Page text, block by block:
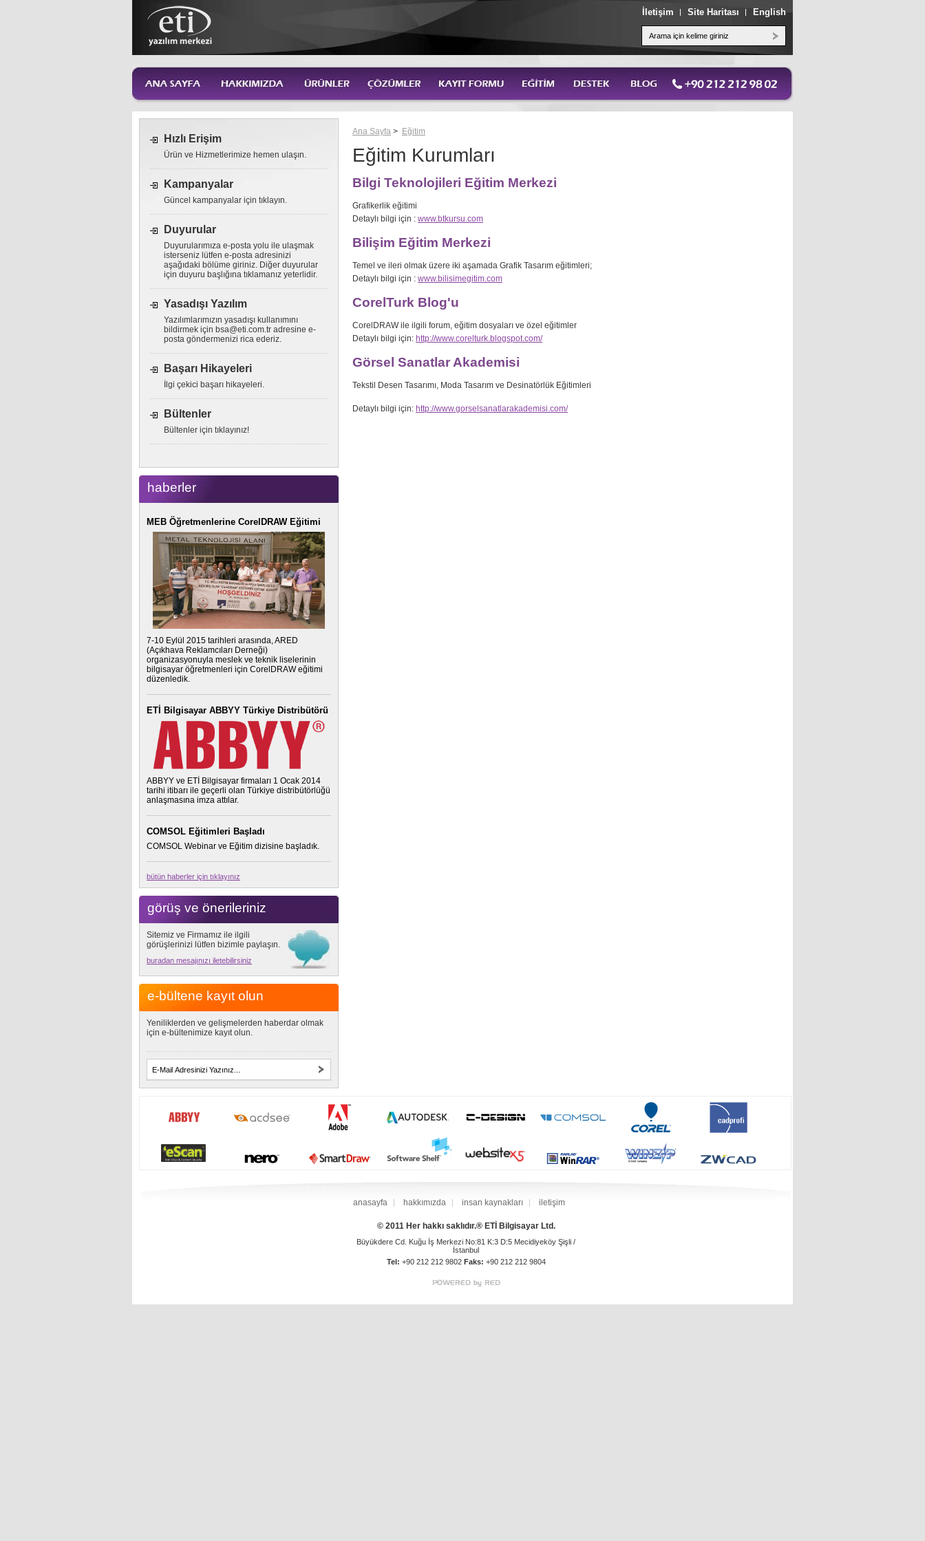
İletişim Site Haritası English
Ana Sayfa > Eğitim
Eğitim Kurumları
Bilgi Teknolojileri Eğitim Merkezi
Grafikerlik eğitimi
Detaylı bilgi için : www.btkursu.com
Bilişim Eğitim Merkezi
Temel ve ileri olmak üzere iki aşamada Grafik Tasarım eğitimleri;
Detaylı bilgi için : www.bilisimegitim.com
CorelTurk Blog'u
CorelDRAW ile ilgili forum, eğitim dosyaları ve özel eğitimler
Detaylı bilgi için: http://www.corelturk.blogspot.com/
Görsel Sanatlar Akademisi
Tekstil Desen Tasarımı, Moda Tasarım ve Desinatörlük Eğitimleri
Detaylı bilgi için: http://www.gorselsanatlarakademisi.com/
Hızlı Erişim
Ürün ve Hizmetlerimize hemen ulaşın.
Kampanyalar
Güncel kampanyalar için tıklayın.
Duyurular
Duyurularımıza e-posta yolu ile ulaşmak
isterseniz lütfen e-posta adresinizi
aşağıdaki bölüme giriniz. Diğer duyurular
için duyuru başlığına tıklamanız yeterlidir.
Yasadışı Yazılım
Yazılımlarımızın yasadışı kullanımını
bildirmek için bsa@eti.com.tr adresine e-
posta göndermenizi rica ederiz.
Başarı Hikayeleri
İlgi çekici başarı hikayeleri.
Bültenler
Bültenler için tıklayınız!
haberler
MEB Öğretmenlerine CorelDRAW Eğitimi
7-10 Eylül 2015 tarihleri arasında, ARED
(Açıkhava Reklamcıları Derneği)
organizasyonuyla meslek ve teknik liselerinin
bilgisayar öğretmenleri için CorelDRAW eğitimi
düzenledik.
ETİ Bilgisayar ABBYY Türkiye Distribütörü
ABBYY ve ETİ Bilgisayar firmaları 1 Ocak 2014
tarihi itibarı ile geçerli olan Türkiye distribütörlüğü
anlaşmasına imza attılar.
COMSOL Eğitimleri Başladı
COMSOL Webinar ve Eğitim dizisine başladık.
bütün haberler için tıklayınız
görüş ve önerileriniz
Sitemiz ve Firmamız ile ilgili
görüşlerinizi lütfen bizimle paylaşın.
buradan mesajınızı iletebilirsiniz
e-bültene kayıt olun
Yeniliklerden ve gelişmelerden haberdar olmak
için e-bültenimize kayıt olun.
anasayfa hakkımızda insan kaynakları iletişim
© 2011 Her hakkı saklıdır.® ETİ Bilgisayar Ltd.
Büyükdere Cd. Kuğu İş Merkezi No:81 K:3 D:5 Mecidiyeköy Şişli /
İstanbul
Tel: +90 212 212 9802 Faks: +90 212 212 9804